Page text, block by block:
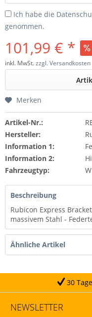
Ich habe die
genommen.
101,99 € *
inkl. MwSt.zzgl. Versandkosten
Merken
Artikel-Nr.:
Hersteller:
Information 1:
Information 2:
Fahrzeugtyp:
Beschreibung
Rubicon Express
massivem Stahl -
Ähnliche Artikel
30 Tage Geld zurück
NEWSLETTER